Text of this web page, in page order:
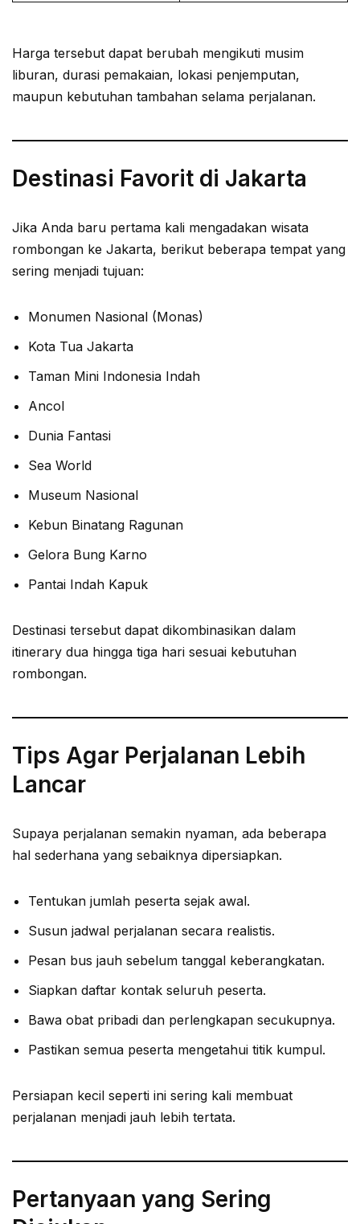
Harga tersebut dapat berubah mengikuti musim
liburan, durasi pemakaian, lokasi penjemputan,
maupun kebutuhan tambahan selama perjalanan.
Destinasi Favorit di Jakarta
Jika Anda baru pertama kali mengadakan wisata
rombongan ke Jakarta, berikut beberapa tempat yang
sering menjadi tujuan:
Monumen Nasional (Monas)
Kota Tua Jakarta
Taman Mini Indonesia Indah
Ancol
Dunia Fantasi
Sea World
Museum Nasional
Kebun Binatang Ragunan
Gelora Bung Karno
Pantai Indah Kapuk
Destinasi tersebut dapat dikombinasikan dalam
itinerary dua hingga tiga hari sesuai kebutuhan
rombongan.
Tips Agar Perjalanan Lebih
Lancar
Supaya perjalanan semakin nyaman, ada beberapa
hal sederhana yang sebaiknya dipersiapkan.
Tentukan jumlah peserta sejak awal.
Susun jadwal perjalanan secara realistis.
Pesan bus jauh sebelum tanggal keberangkatan.
Siapkan daftar kontak seluruh peserta.
Bawa obat pribadi dan perlengkapan secukupnya.
Pastikan semua peserta mengetahui titik kumpul.
Persiapan kecil seperti ini sering kali membuat
perjalanan menjadi jauh lebih tertata.
Pertanyaan yang Sering